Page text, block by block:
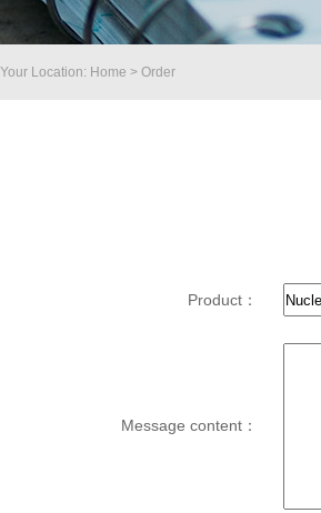
Your Location: Home > Order
Product：
Message content：